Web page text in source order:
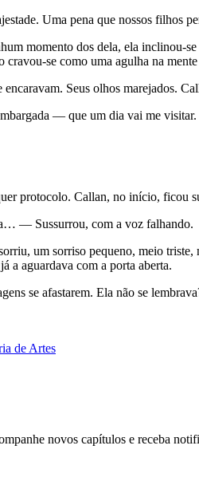
Uma pena que nossos filhos
momento dos dela, ela
cravou-se como uma agulha na
Seus olhos marejados.
— que um dia vai me visitar.
protocolo. Callan, no início, ficou
— Sussurrou, com a voz falhando.
um sorriso pequeno, meio
a aguardava com a porta aberta.
se afastarem. Ela não se
de Artes
novos capítulos e receba